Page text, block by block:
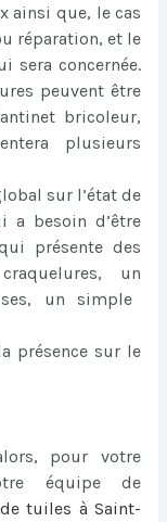
ainsi que, le cas
réparation, et le
sera concernée.
peuvent être
bricoleur,
plusieurs
sur l’état de
besoin d’être
présente des
un
un simple
présence sur le
pour votre
équipe de
tuiles à Saint-